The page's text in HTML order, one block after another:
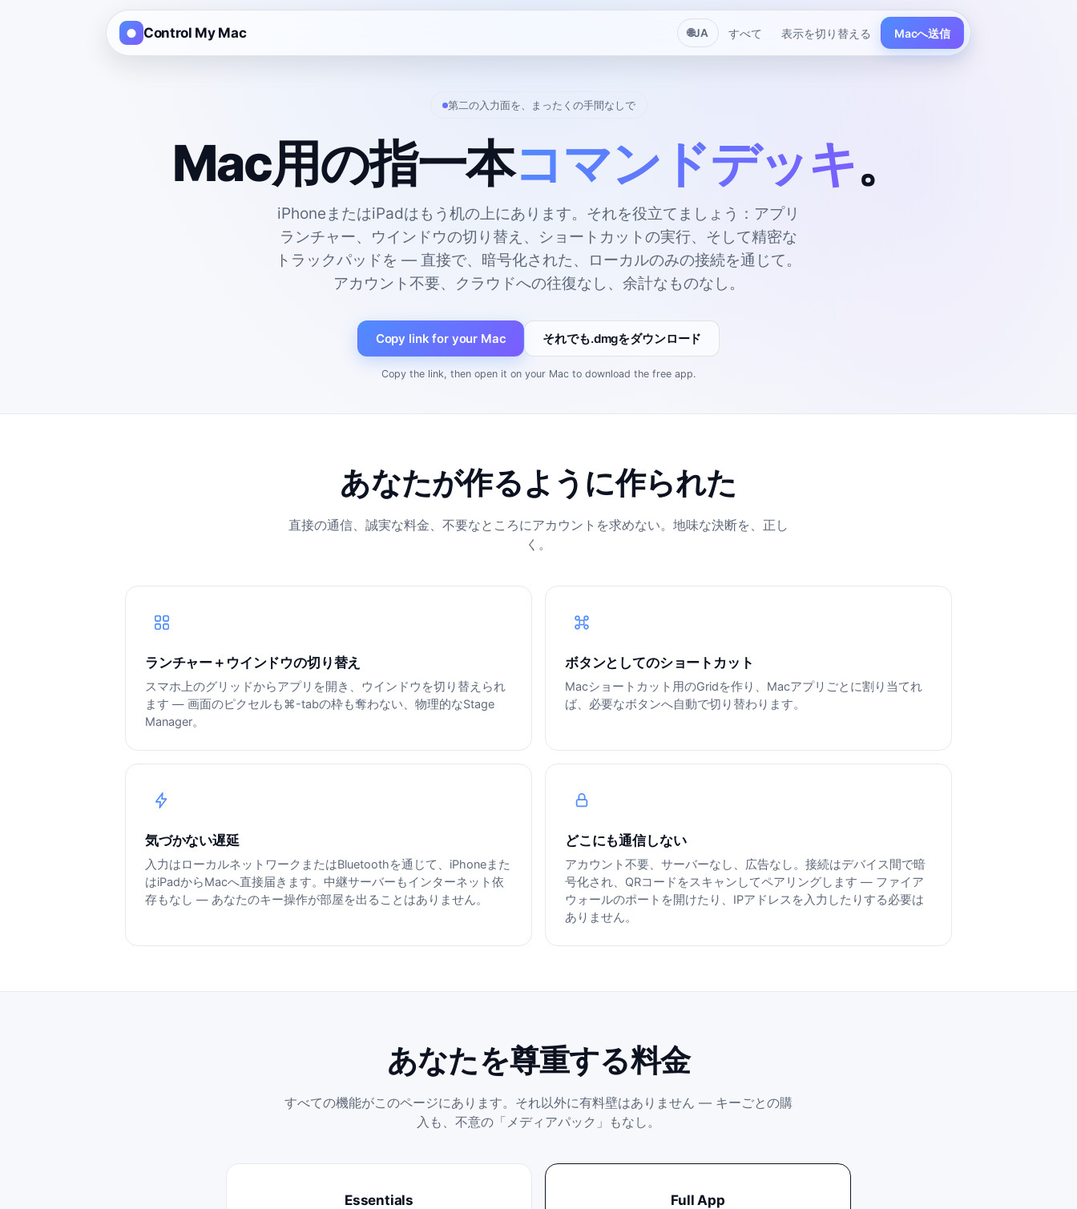
Control My Mac 🌐JA すべて 表示を切り替える Macへ送信
第二の入力面を、まったくの手間なしで
Mac用の指一本コマンドデッキ。
iPhoneまたはiPadはもう机の上にあります。それを役立てましょう：アプリ
ランチャー、ウインドウの切り替え、ショートカットの実行、そして精密な
トラックパッドを — 直接で、暗号化された、ローカルのみの接続を通じて。
アカウント不要、クラウドへの往復なし、余計なものなし。
Copy link for your Mac それでも.dmgをダウンロード
Copy the link, then open it on your Mac to download the free app.
あなたが作るように作られた
直接の通信、誠実な料金、不要なところにアカウントを求めない。地味な決断を、正し
く。
ランチャー＋ウインドウの切り替え
スマホ上のグリッドからアプリを開き、ウインドウを切り替えられ
ます — 画面のピクセルも⌘-tabの枠も奪わない、物理的なStage
Manager。
ボタンとしてのショートカット
Macショートカット用のGridを作り、Macアプリごとに割り当てれ
ば、必要なボタンへ自動で切り替わります。
気づかない遅延
入力はローカルネットワークまたはBluetoothを通じて、iPhoneまた
はiPadからMacへ直接届きます。中継サーバーもインターネット依
存もなし — あなたのキー操作が部屋を出ることはありません。
どこにも通信しない
アカウント不要、サーバーなし、広告なし。接続はデバイス間で暗
号化され、QRコードをスキャンしてペアリングします — ファイア
ウォールのポートを開けたり、IPアドレスを入力したりする必要は
ありません。
あなたを尊重する料金
すべての機能がこのページにあります。それ以外に有料壁はありません — キーごとの購
入も、不意の「メディアパック」もなし。
Essentials Full App